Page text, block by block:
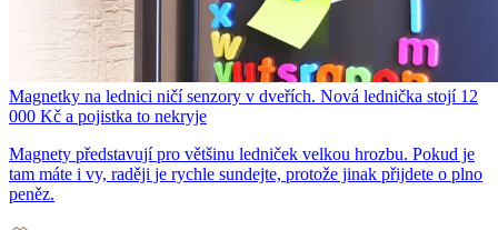
Magnetky na lednici ničí senzory v dveřích. Nová lednička stojí 12
000 Kč a pojistka to nekryje
Magnety představují pro většinu ledniček velkou hrozbu. Pokud je
tam máte i vy, raději je rychle sundejte, protože jinak přijdete o plno
peněz.